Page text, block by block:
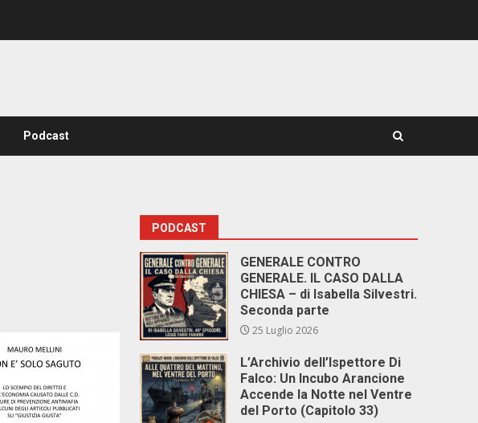
Podcast
PODCAST
GENERALE CONTRO
GENERALE. IL CASO DALLA
CHIESA – di Isabella Silvestri.
Seconda parte
25 Luglio 2026
L’Archivio dell’Ispettore Di
Falco: Un Incubo Arancione
Accende la Notte nel Ventre
del Porto (Capitolo 33)